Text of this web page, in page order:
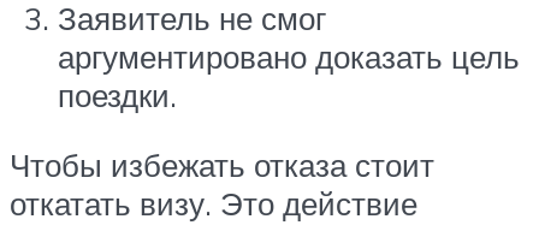
Заявитель не смог
аргументировано доказать цель
поездки.
Чтобы избежать отказа стоит
откатать визу. Это действие